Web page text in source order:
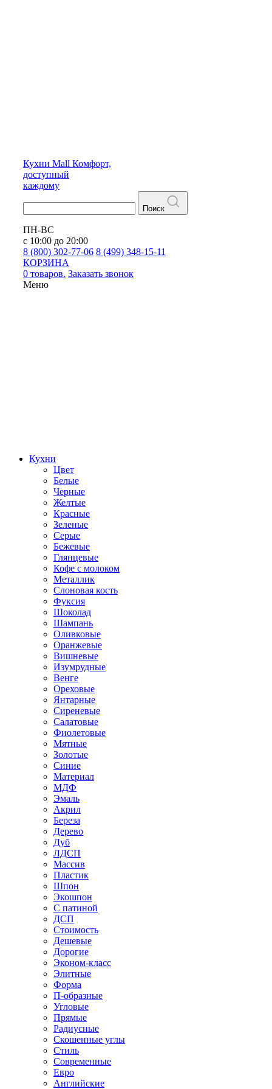
Кухни Mall Комфорт,
доступный
каждому
Поиск
ПН-ВС
с 10:00 до 20:00
8 (800) 302-77-06 8 (499) 348-15-11
КОРЗИНА
0 товаров. Заказать звонок
Меню
Кухни
Цвет
Белые
Черные
Желтые
Красные
Зеленые
Серые
Бежевые
Глянцевые
Кофе с молоком
Металлик
Слоновая кость
Фуксия
Шоколад
Шампань
Оливковые
Оранжевые
Вишневые
Изумрудные
Венге
Ореховые
Янтарные
Сиреневые
Салатовые
Фиолетовые
Мятные
Золотые
Синие
Материал
МДФ
Эмаль
Акрил
Береза
Дерево
Дуб
ЛДСП
Массив
Пластик
Шпон
Экошпон
С патиной
ДСП
Стоимость
Дешевые
Дорогие
Эконом-класс
Элитные
Форма
П-образные
Угловые
Прямые
Радиусные
Скошенные углы
Стиль
Современные
Евро
Английские